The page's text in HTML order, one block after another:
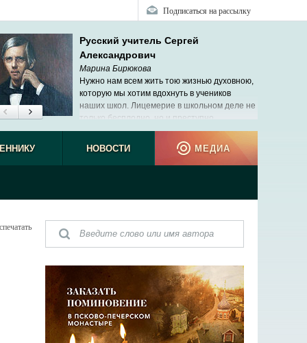
Подписаться на рассылку
Русский учитель Сергей
Александрович
Марина Бирюкова
Нужно нам всем жить тою жизнью духовною,
которую мы хотим вдохнуть в учеников
наших школ. Лицемерие в школьном деле не
только бесплодно, но и преступно.
НОВОСТИ МЕДИА